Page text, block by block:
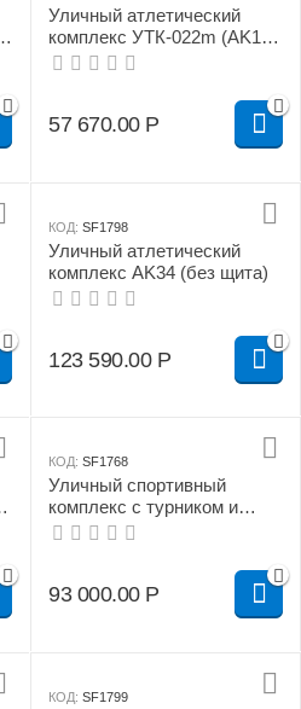
Уличный атлетический
комплекс УТК-022m (AK14)
100х100 мм (турник,
57 670.00 Р
КОД: SF1798
Уличный атлетический
комплекс AK34 (без щита)
123 590.00 Р
КОД: SF1768
Уличный спортивный
комплекс с турником и
креплением для груши
93 000.00 Р
КОД: SF1799